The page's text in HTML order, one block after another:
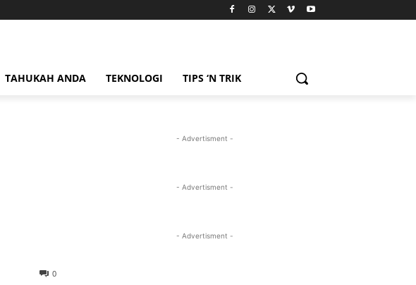
TAHUKAH ANDA TEKNOLOGI TIPS ‘N TRIK
0
- Advertisment -
- Advertisment -
- Advertisment -